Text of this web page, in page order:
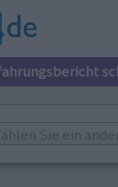
Sie ein